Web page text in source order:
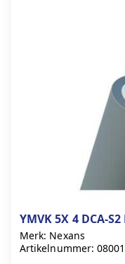
YMVK 5X 4 DCA-
Merk: Nexans
Artikelnummer: